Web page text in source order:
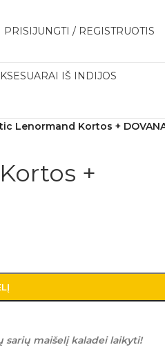
PRISIJUNGTI / REGISTRUOTIS
IŠ INDIJOS
Lenormand Kortos +
+
sarių maišelį kaladei laikyti!